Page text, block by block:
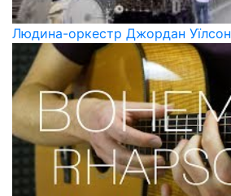
Людина-оркестр Джордан Уїлсон